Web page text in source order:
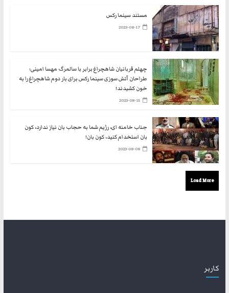
مستند سینما رکس
2023-08-17
چهلم قربانیان شاهچراغ برابر با سالمرگ مهسا امینی؛
طراحان آتش سوزی سینما رکس برای بار دوم شاهچراغ را به
خون کشیدند!
2023-08-15
جناب خامنه ای، رژیم شما به حجاب بان نیاز ندارد، کون
بان استخدام کنید، کون بان!
2023-08-08
Load More
کاربر